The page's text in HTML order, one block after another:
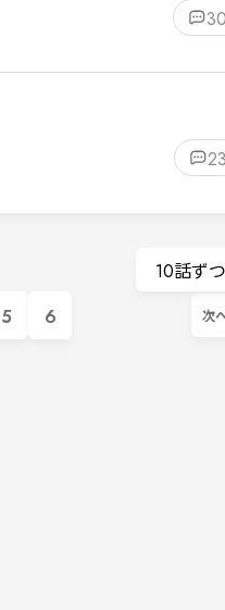
30
23
10話ず
5 6 次